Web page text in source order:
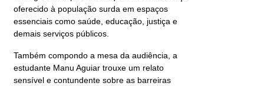
oferecido à população surda em espaços
essenciais como saúde, educação, justiça e
demais serviços públicos.
Também compondo a mesa da audiência, a
estudante Manu Aguiar trouxe um relato
sensível e contundente sobre as barreiras